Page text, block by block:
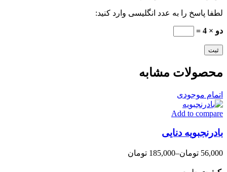
لطفا پاسخ را به عدد انگلیسی وارد کنید:
دو × 4 =
محصولات مشابه
اتمام موجودی
Add to compare
بادرنجبویه دنایی
56,000 تومان–
185,000 تومان